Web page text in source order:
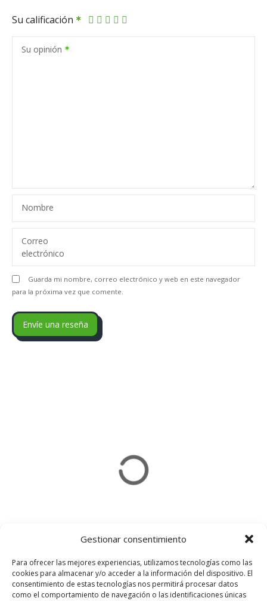
Gestionar consentimiento
Para ofrecer las mejores experiencias, utilizamos tecnologías como las
cookies para almacenar y/o acceder a la información del dispositivo. El
consentimiento de estas tecnologías nos permitirá procesar datos
como el comportamiento de navegación o las identificaciones únicas
Su calificación
Su opinión
Nombre
Correo
electrónico
Guarda mi nombre, correo electrónico y web en este navegador
para la próxima vez que comente.
Usamos cookies en nuestro sitio web